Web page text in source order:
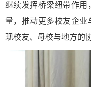
继续发挥桥梁纽带作用
量，推动更多校友企
现校友、母校与地方的